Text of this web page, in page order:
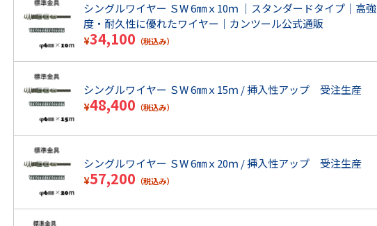
シングルワイヤー ＳW 6㎜ｘ10ｍ ｜スタンダードタイプ｜高強
度・耐久性に優れたワイヤー｜カンツール公式通販
¥34,100 （税込み）
シングルワイヤー ＳW 6㎜ｘ15ｍ / 挿入性アップ 受注生産
¥48,400 （税込み）
シングルワイヤー ＳW 6㎜ｘ20ｍ / 挿入性アップ 受注生産
¥57,200 （税込み）